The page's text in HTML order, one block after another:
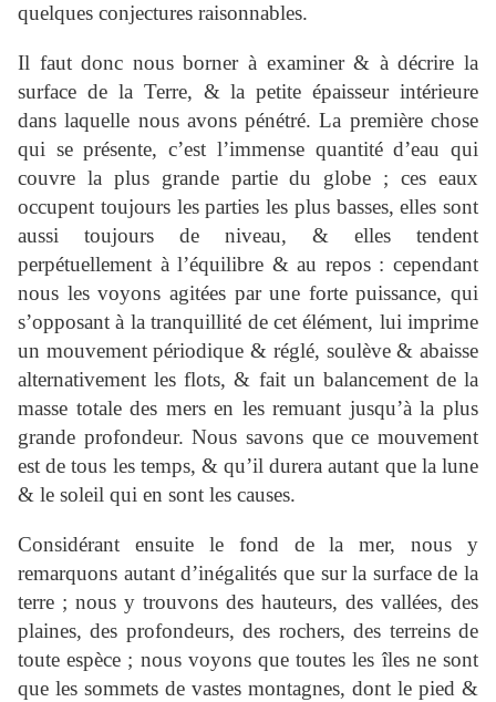
quelques conjectures raisonnables.
Il faut donc nous borner à examiner & à décrire la
surface de la Terre, & la petite épaisseur intérieure
dans laquelle nous avons pénétré. La première chose
qui se présente, c’est l’immense quantité d’eau qui
couvre la plus grande partie du globe ; ces eaux
occupent toujours les parties les plus basses, elles sont
aussi toujours de niveau, & elles tendent
perpétuellement à l’équilibre & au repos : cependant
nous les voyons agitées par une forte puissance, qui
s’opposant à la tranquillité de cet élément, lui imprime
un mouvement périodique & réglé, soulève & abaisse
alternativement les flots, & fait un balancement de la
masse totale des mers en les remuant jusqu’à la plus
grande profondeur. Nous savons que ce mouvement
est de tous les temps, & qu’il durera autant que la lune
& le soleil qui en sont les causes.
Considérant ensuite le fond de la mer, nous y
remarquons autant d’inégalités que sur la surface de la
terre ; nous y trouvons des hauteurs, des vallées, des
plaines, des profondeurs, des rochers, des terreins de
toute espèce ; nous voyons que toutes les îles ne sont
que les sommets de vastes montagnes, dont le pied &